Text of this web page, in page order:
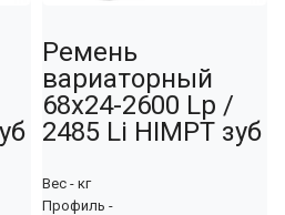
Ремень
вариаторный
68х24-2600 Lp /
2485 Li HIMPT зуб
Вес - кг
Профиль -